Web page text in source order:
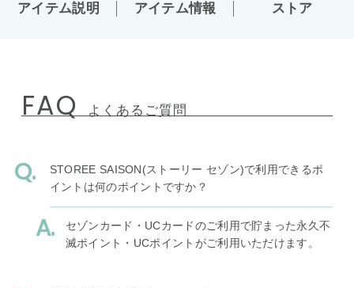
アイテム説明 アイテム情報 ストア
FAQ よくあるご質問
STOREE SAISON(ストーリー セゾン)で利用できるポ
イントは何のポイントですか？
セゾンカード・UCカードのご利用で貯まった永久不
滅ポイント・UCポイントがご利用いただけます。